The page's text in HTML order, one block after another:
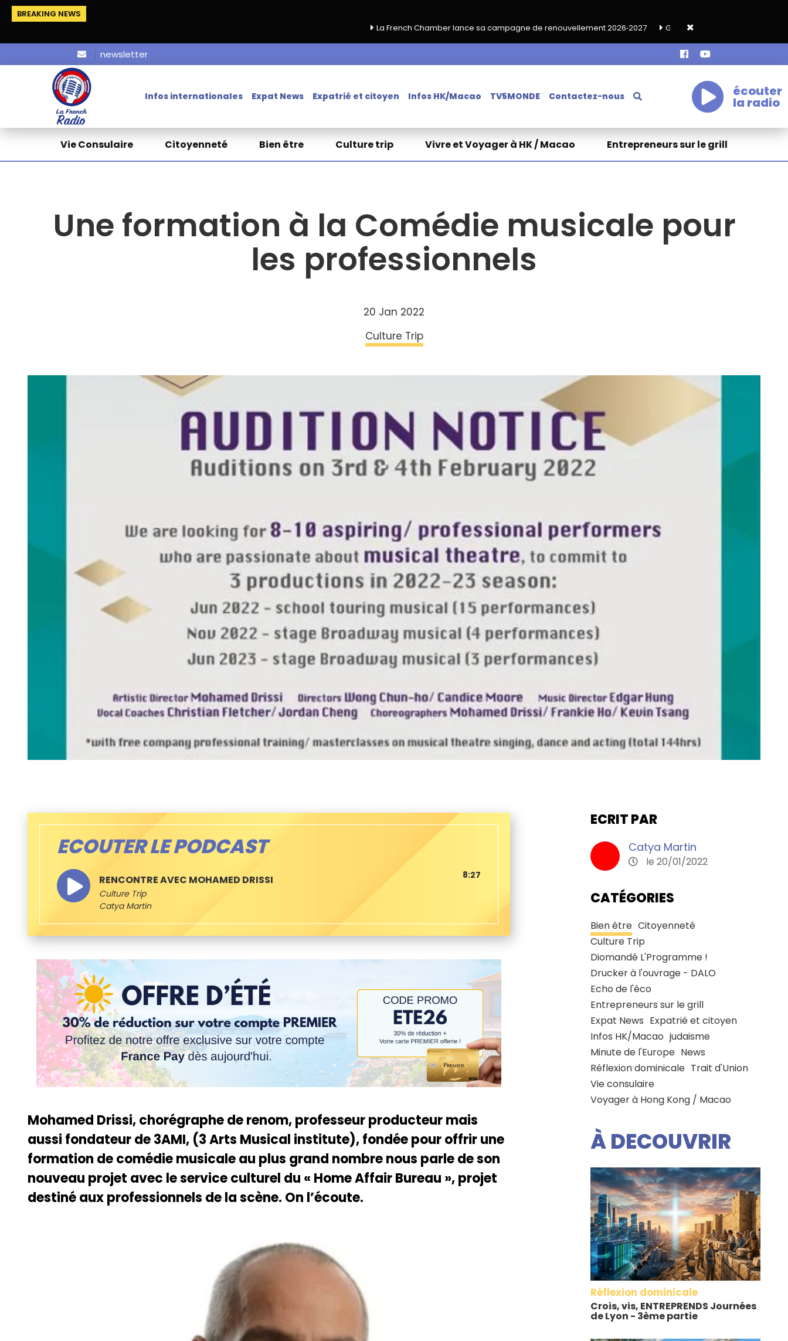
BREAKING NEWS
La French Chamber lance sa campagne de renouvellement 2026‑2027
Grand café de rentrée HKA le vendredi 18
newsletter
Infos internationales Expat News Expatrié et citoyen Infos HK/Macao TV5MONDE Contactez-nous écouter
la radio
Vie Consulaire Citoyenneté Bien être Culture trip Vivre et Voyager à HK / Macao Entrepreneurs sur le grill
Une formation à la Comédie musicale pour
les professionnels
20 Jan 2022
Culture Trip
ECOUTER LE PODCAST
RENCONTRE AVEC MOHAMED DRISSI
Culture Trip
Catya Martin
8:27
Mohamed Drissi, chorégraphe de renom, professeur producteur mais
aussi fondateur de 3AMI, (3 Arts Musical institute), fondée pour offrir une
formation de comédie musicale au plus grand nombre nous parle de son
nouveau projet avec le service culturel du « Home Affair Bureau », projet
destiné aux professionnels de la scène. On l’écoute.
ECRIT PAR
Catya Martin
le 20/01/2022
CATÉGORIES
Bien être Citoyenneté
Culture Trip
Diomandé L'Programme !
Drucker à l'ouvrage - DALO
Echo de l'éco
Entrepreneurs sur le grill
Expat News Expatrié et citoyen
Infos HK/Macao judaisme
Minute de l'Europe News
Réflexion dominicale Trait d'Union
Vie consulaire
Voyager à Hong Kong / Macao
À DECOUVRIR
Réflexion dominicale
Crois, vis, ENTREPRENDS Journées
de Lyon - 3ème partie